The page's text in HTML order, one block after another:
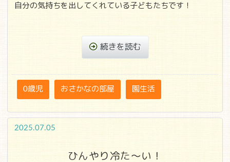
自分の気持ちを出してくれている子どもたちです！
続きを読む
0歳児 おさかなの部屋 園生活
2025.07.05
ひんやり冷た～い！